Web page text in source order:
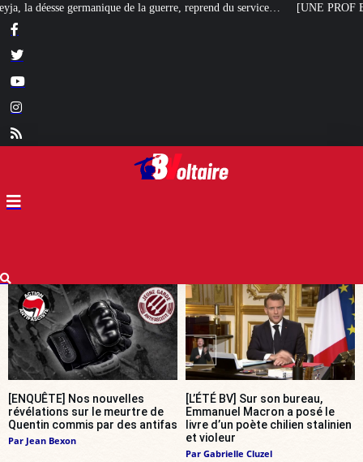
de la guerre, reprend du service… [UNE PROF EN FRANCE]
[ENQUÊTE] Nos nouvelles
révélations sur le meurtre de
Quentin commis par des antifas
Par Jean Bexon
[L’ÉTÉ BV] Sur son bureau,
Emmanuel Macron a posé le
livre d’un poète chilien stalinien
et violeur
Par Gabrielle Cluzel